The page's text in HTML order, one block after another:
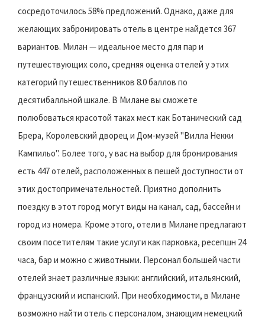
сосредоточилось 58% предложений. Однако, даже для
желающих забронировать отель в центре найдется 367
вариантов. Милан — идеальное место для пар и
путешествующих соло, средняя оценка отелей у этих
категорий путешественников 8.0 баллов по
десятибалльной шкале. В Милане вы сможете
полюбоваться красотой таках мест как Ботанический сад
Брера, Королевский дворец и Дом-музей "Вилла Некки
Кампильо". Более того, у вас на выбор для бронирования
есть 447 отелей, расположенных в пешей доступности от
этих достопримечательностей. Приятно дополнить
поездку в этот город могут виды на канал, сад, бассейн и
город из номера. Кроме этого, отели в Милане предлагают
своим посетителям такие услуги как парковка, ресепшн 24
часа, бар и можно с животными. Персонал большей части
отелей знает различные языки: английский, итальянский,
французский и испанский. При необходимости, в Милане
возможно найти отель с персоналом, знающим немецкий